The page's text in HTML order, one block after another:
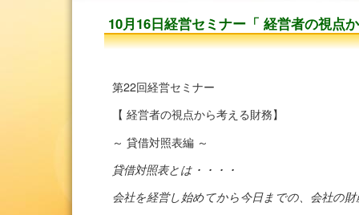
10月16日経営セミナー「 経営者の視点
第22回経営セミナー
【 経営者の視点から考える財務】
～ 貸借対照表編 ～
貸借対照表とは・・・・
会社を経営し始めてから今日までの、会社の